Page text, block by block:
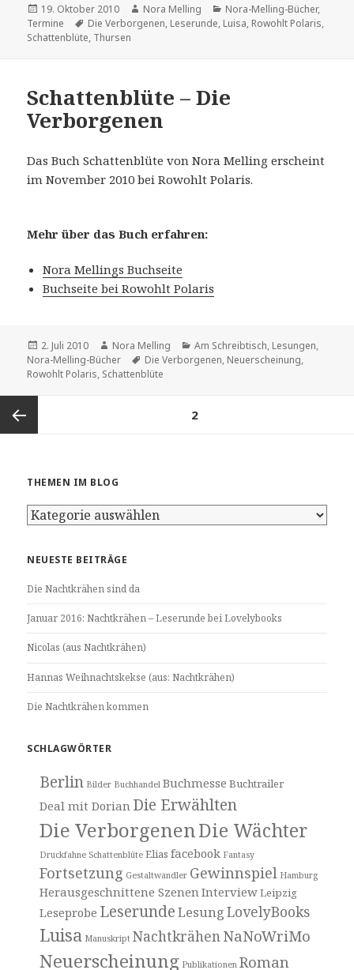
Veröffentlicht
am
19. Oktober 2010 Autor
Nora Melling Kategorien
Nora-Melling-Bücher,
Termine
Schlagwörter
Die Verborgenen, Leserunde, Luisa, Rowohlt Polaris,
Schattenblüte, Thursen
Schattenblüte – Die
Verborgenen
Das Buch Schattenblüte von Nora Melling erscheint
im November 2010 bei Rowohlt Polaris.
Mehr über das Buch erfahren:
Nora Mellings Buchseite
Buchseite bei Rowohlt Polaris
Veröffentlicht
am
2. Juli 2010 Autor
Nora Melling Kategorien
Am Schreibtisch, Lesungen,
Nora-Melling-Bücher
Schlagwörter
Die Verborgenen, Neuerscheinung,
Rowohlt Polaris, Schattenblüte
der
Seite
2
THEMEN IM BLOG
Themen
im
NEUESTE BEITRÄGE
Die Nachtkrähen sind da
Januar 2016: Nachtkrähen – Leserunde bei Lovelybooks
Nicolas (aus Nachtkrähen)
Hannas Weihnachtskekse (aus: Nachtkrähen)
Die Nachtkrähen kommen
SCHLAGWÖRTER
Berlin Bilder Buchhandel Buchmesse Buchtrailer
Deal mit Dorian Die Erwählten
Die VerborgenenDie Wächter
Druckfahne Schattenblüte Elias facebook Fantasy
Fortsetzung Gestaltwandler Gewinnspiel Hamburg
Herausgeschnittene Szenen InterviewLeipzig
Leseprobe Leserunde Lesung LovelyBooks
Luisa Manuskript NachtkrähenNaNoWriMo
Neuerscheinung Publikationen Roman